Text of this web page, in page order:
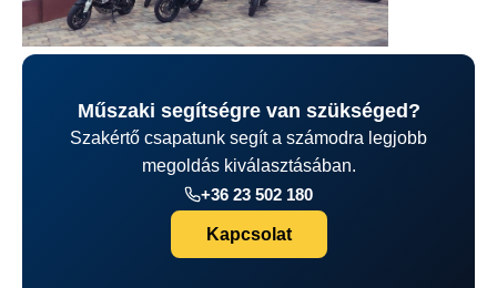
Műszaki segítségre van szükséged?
Szakértő csapatunk segít a számodra legjobb
megoldás kiválasztásában.
+36 23 502 180
Kapcsolat